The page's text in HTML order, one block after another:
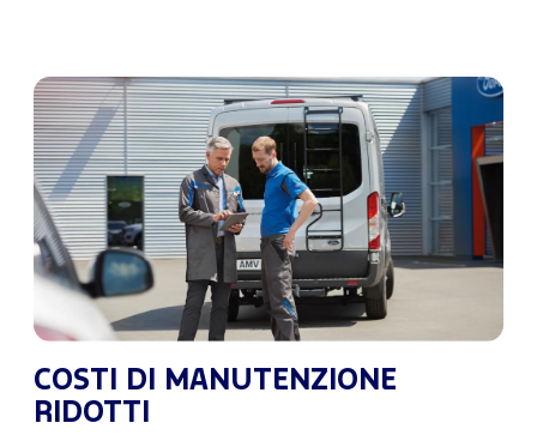
COSTI DI MANUTENZIONE
RIDOTTI